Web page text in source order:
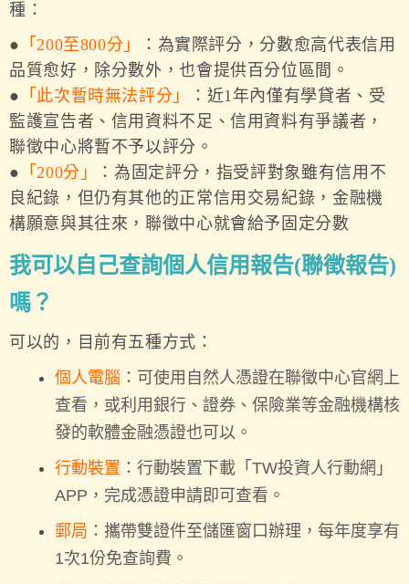
種：
● 「200至800分」
：為實際評分，分數愈高代表信用
品質愈好，除分數外，也會提供百分位區間。
● 「此次暫時無法評分」
：近1年內僅有學貸者、受
監護宣告者、信用資料不足、信用資料有爭議者，
聯徵中心將暫不予以評分。
● 「200分」
：為固定評分，指受評對象雖有信用不
良紀錄，但仍有其他的正常信用交易紀錄，金融機
構願意與其往來，聯徵中心就會給予固定分數
我可以自己查詢個人信用報告(聯徵報告)
嗎？
可以的，目前有五種方式：
個人電腦 ：可使用自然人憑證在聯徵中心官網上
查看，或利用銀行、證券、保險業等金融機構核
發的軟體金融憑證也可以。
行動裝置 ：行動裝置下載「TW投資人行動網」
APP，完成憑證申請即可查看。
郵局 ：攜帶雙證件至儲匯窗口辦理，每年度享有
1次1份免查詢費。